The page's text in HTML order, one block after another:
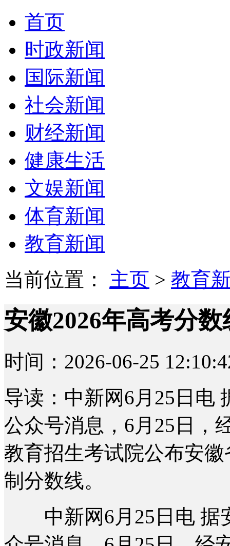
首页
时政新闻
国际新闻
社会新闻
财经新闻
健康生活
文娱新闻
体育新闻
教育新闻
当前位置： 主页 > 教育
安徽2026年高考分
时间：2026-06-25
导读：中新网6月25日电
公众号消息，6月25日，
教育招生考试院公布安
制分数线。
中新网6月25日电 据